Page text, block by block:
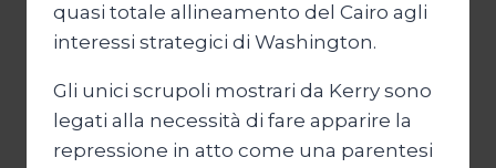
quasi totale allineamento del Cairo agli
interessi strategici di Washington.
Gli unici scrupoli mostrari da Kerry sono
legati alla necessità di fare apparire la
repressione in atto come una parentesi